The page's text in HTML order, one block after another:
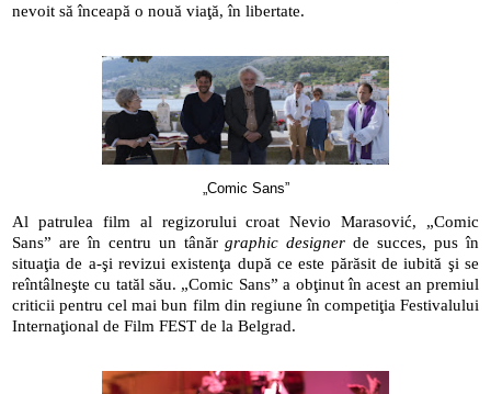
nevoit să înceapă o nouă viaţă, în libertate.
„Comic Sans”
Al patrulea film al regizorului croat Nevio Marasović, „Comic
Sans” are în centru un tânăr graphic designer de succes, pus în
situaţia de a-şi revizui existenţa după ce este părăsit de iubită şi se
reîntâlneşte cu tatăl său. „Comic Sans” a obţinut în acest an premiul
criticii pentru cel mai bun film din regiune în competiţia Festivalului
Internaţional de Film FEST de la Belgrad.